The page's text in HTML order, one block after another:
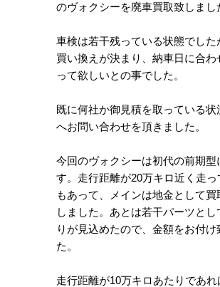
のヴォクシーを廃車買取致しまし
車検は若干残っている状態でした
買い換えが決まり、納車日に合わ
って欲しいとの事でした。
既に何社か御見積を取っている状
へお問い合わせを頂きました。
今回のヴォクシーは初代の前期型
す。走行距離が20万キロ近く走っ
もあって、メインは地金として買
しました。あとは若干パーツとし
りが見込めたので、金額をお付け
た。
走行距離が10万キロあたりであれ